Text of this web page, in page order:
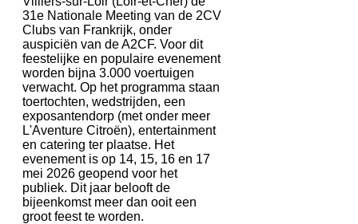
31e Nationale Meeting van de 2CV
Clubs van Frankrijk, onder
auspiciën van de A2CF. Voor dit
feestelijke en populaire evenement
worden bijna 3.000 voertuigen
verwacht. Op het programma staan
toertochten, wedstrijden, een
exposantendorp (met onder meer
L'Aventure Citroën), entertainment
en catering ter plaatse. Het
evenement is op 14, 15, 16 en 17
mei 2026 geopend voor het
publiek. Dit jaar belooft de
bijeenkomst meer dan ooit een
groot feest te worden.